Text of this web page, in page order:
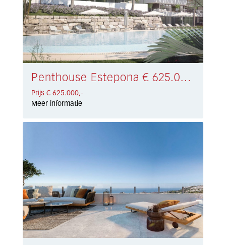
Penthouse Estepona € 625.000,-
Prijs € 625.000,-
Meer informatie